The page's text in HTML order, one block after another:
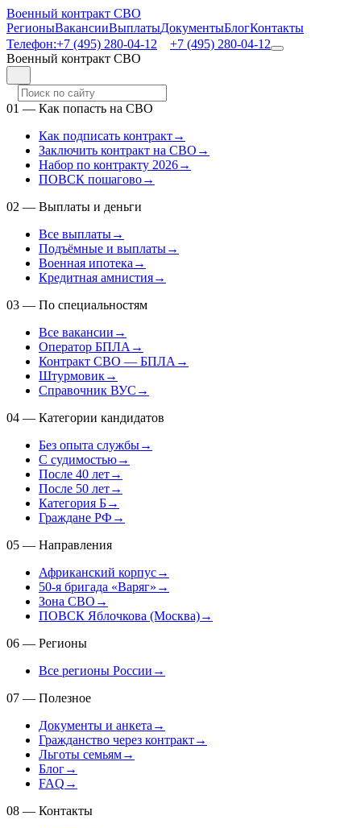
Военный контракт СВО
РегионыВакансииВыплатыДокументыБлогКонтакты
Телефон:+7 (495) 280-04-12
+7 (495) 280-04-12
Военный контракт СВО
01 — Как попасть на СВО
Как подписать контракт→
Заключить контракт на СВО →
Набор по контракту 2026→
ПОВСК пошагово→
02 — Выплаты и деньги
Все выплаты→
Подъёмные и выплаты→
Военная ипотека →
Кредитная амнистия→
03 — По специальностям
Все вакансии →
Оператор БПЛА →
Контракт СВО — БПЛА →
Штурмовик→
Справочник ВУС →
04 — Категории кандидатов
Без опыта службы→
С судимостью→
После 40 лет→
После 50 лет→
Категория Б→
Граждане РФ →
05 — Направления
Африканский корпус→
50-я бригада «Варяг» →
Зона СВО →
ПОВСК Яблочкова (Москва)→
06 — Регионы
Все регионы России →
07 — Полезное
Документы и анкета →
Гражданство через контракт→
Льготы семьям→
Блог→
FAQ →
08 — Контакты